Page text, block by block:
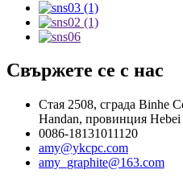
Свържете се с нас
Стая 2508, сграда Binhe
Handan, провинция Hebei
0086-18131011120
amy@ykcpc.com
amy_graphite@163.com